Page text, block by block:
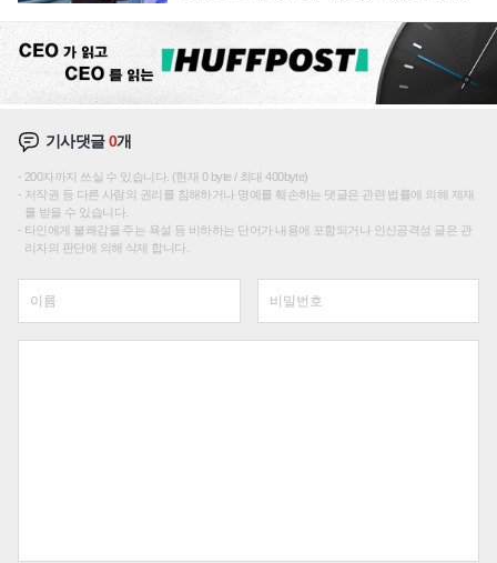
기사댓글0개
200자까지 쓰실 수 있습니다. (현재 0 byte / 최대 400byte)
저작권 등 다른 사람의 권리를 침해하거나 명예를 훼손하는 댓글은 관련 법률에 의해 제재
를 받을 수 있습니다.
타인에게 불쾌감을 주는 욕설 등 비하하는 단어가 내용에 포함되거나 인신공격성 글은 관
리자의 판단에 의해 삭제 합니다.